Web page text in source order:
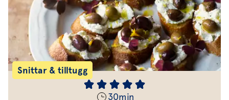
Snittar & tilltugg
30min